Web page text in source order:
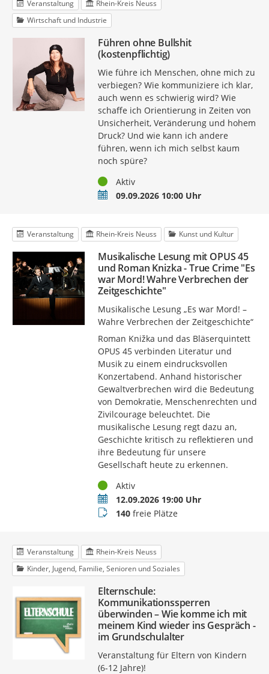
Veranstaltung
Rhein-Kreis Neuss
Wirtschaft und Industrie
Führen ohne Bullshit
(kostenpflichtig)
Wie führe ich Menschen, ohne mich zu
verbiegen? Wie kommuniziere ich klar,
auch wenn es schwierig wird? Wie
schaffe ich Orientierung in Zeiten von
Unsicherheit, Veränderung und hohem
Druck? Und wie kann ich andere
führen, wenn ich mich selbst kaum
noch spüre?
StatusAktiv
Termin09.09.2026 10:00 Uhr
Veranstaltung Rhein-Kreis Neuss Kunst und Kultur
Musikalische Lesung mit OPUS 45
und Roman Knizka - True Crime "Es
war Mord! Wahre Verbrechen der
Zeitgeschichte"
Musikalische Lesung „Es war Mord! –
Wahre Verbrechen der Zeitgeschichte“
Roman Knižka und das Bläserquintett
OPUS 45 verbinden Literatur und
Musik zu einem eindrucksvollen
Konzertabend. Anhand historischer
Gewaltverbrechen wird die Bedeutung
von Demokratie, Menschenrechten und
Zivilcourage beleuchtet. Die
musikalische Lesung regt dazu an,
Geschichte kritisch zu reflektieren und
ihre Bedeutung für unsere
Gesellschaft heute zu erkennen.
StatusAktiv
Termin12.09.2026 19:00 Uhr
Buchungsstatus
140freie Plätze
Veranstaltung
Rhein-Kreis Neuss
Kinder, Jugend, Familie, Senioren und Soziales
Elternschule:
Kommunikationssperren
überwinden – Wie komme ich mit
meinem Kind wieder ins Gespräch -
im Grundschulalter
Veranstaltung für Eltern von Kindern
(6-12 Jahre)!